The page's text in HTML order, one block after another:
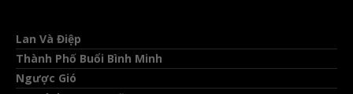
Lan Và Điệp
Thành Phố Buổi Bình Minh
Ngược Gió